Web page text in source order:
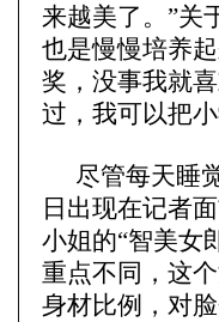
来越美了。”关
也是慢慢培养
奖，没事我就
过，我可以把
尽管每天睡
日出现在记者
小姐的“智美女
重点不同，这
身材比例，对